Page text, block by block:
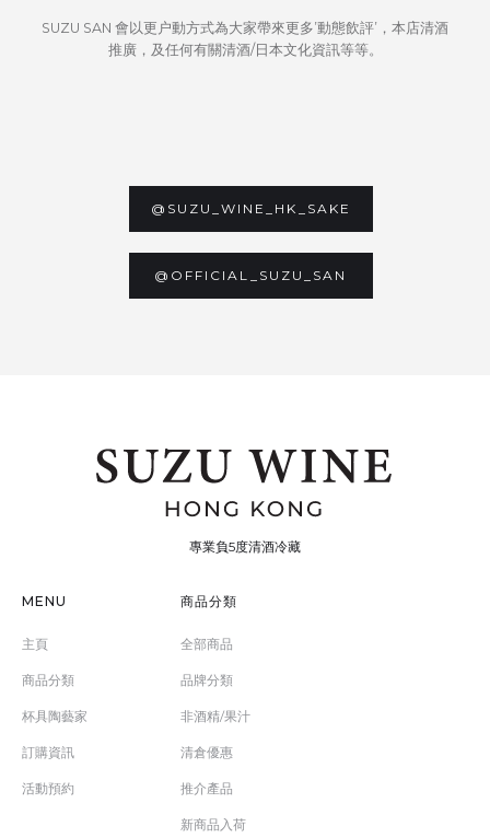
SUZU SAN 會以更户動方式為大家帶來更多’動態飲評’，本店清酒
推廣，及任何有關清酒/日本文化資訊等等。
@SUZU_WINE_HK_SAKE
@OFFICIAL_SUZU_SAN
專業負5度清酒冷藏
MENU
主頁
商品分類
杯具陶藝家
訂購資訊
活動預約
商品分類
全部商品
品牌分類
非酒精/果汁
清倉優惠
推介產品
新商品入荷